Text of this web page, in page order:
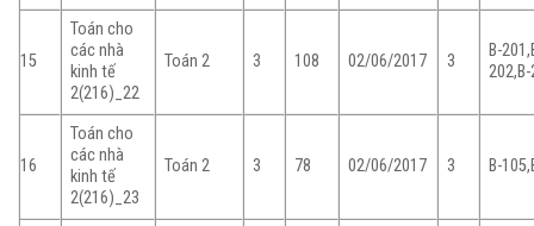
15
Toán cho
các nhà
kinh tế
2(216)_22
Toán 2 3 108 02/06/2017 3
B-
16
Toán cho
các nhà
kinh tế
2(216)_23
Toán 2 3 78 02/06/2017 3 B-